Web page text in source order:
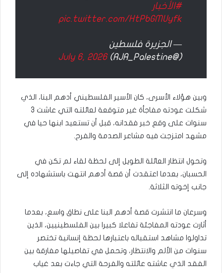
#الأخبار
pic.twitter.com/HtPbGMUyfk
— الجزيرة فلسطين
(@AJA_Palestine)
July 6, 2026
وبين هؤلاء الأسرى، كان الأسير الفلسطيني أدهم البنا، الذي
شكلت عودته مفاجأة غير متوقعة لعائلته التي عاشت 3
سنوات على وقع خبر فقدانه، قبل أن تستعيد ابنها حيا في
مشهد امتزجت فيه مشاعر الصدمة والفرح.
وتحول انتظار العائلة الطويل إلى لحظة لقاء لم تكن في
الحسبان، بعدما اعتقدت أن قصة أدهم انتهت باستشهاده إلى
جانب إخوته الثلاثة.
وسرعان ما انتشرت قصة أدهم البنا على نطاق واسع، بعدما
أثارت عودته المفاجئة تفاعلا كبيرا بين الفلسطينيين، الذين
تداولوا مشاهد استقباله باعتبارها لحظة إنسانية تختصر
سنوات من الألم والانتظار، وتحمل في تفاصيلها مفارقة بين
الفقد الذي عاشته عائلته والفرحة التي جاءت بعد غياب